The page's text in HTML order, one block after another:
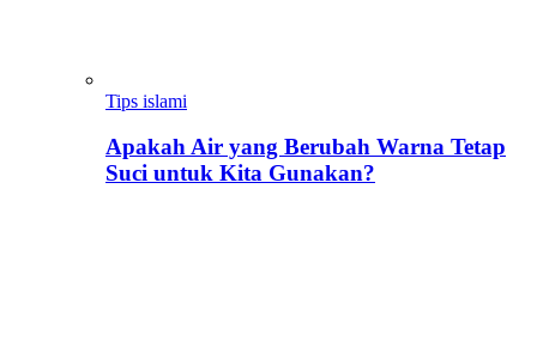
Tips islami
Apakah Air yang Berubah Warna Tetap
Suci untuk Kita Gunakan?